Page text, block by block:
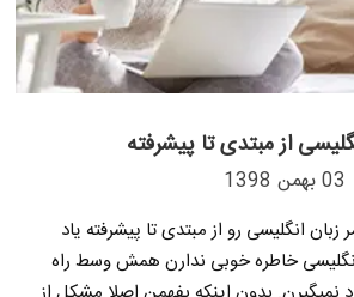
از مبتدی تا پیشرفته
03 بهمن 1398
انگلیسی رو از مبتدی تا پیشرفته یاد
خاطره خوبی ندارن همش وسط راه